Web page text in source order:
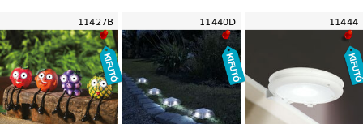
11427B 11440D 11444